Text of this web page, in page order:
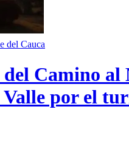
del Cauca
Camino
por el